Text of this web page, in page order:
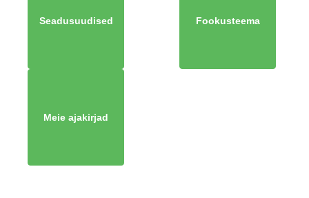
Seadusuudised Fookusteema
Meie ajakirjad